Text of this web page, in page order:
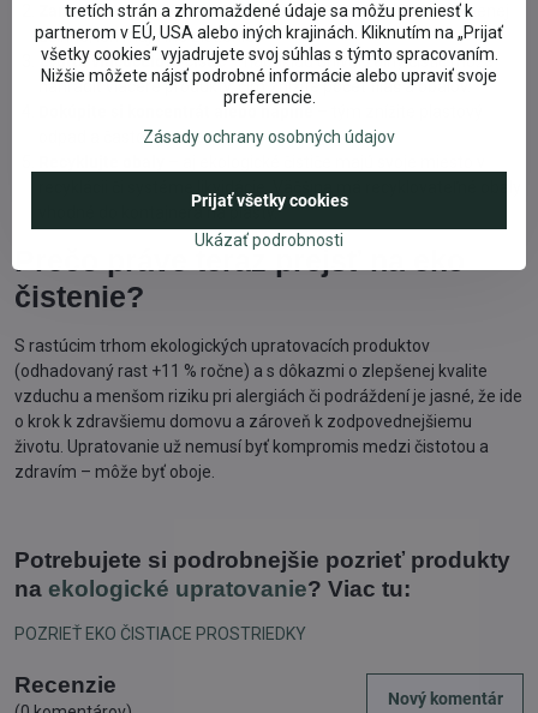
Zamerajte sa na výkon– ekologické čističe nemusia byť menej
účinné, len majú iné zloženie.
Zvoľte viacúčelový čistič– napríklad univerzálny čistič môže
nahradiť viaceré produkty, čím znížite počet fliaš a obalov.
Dokúpite si koncentrát alebo náplne
odpad a často aj cenu.
recyklácii či systéme likvidácie. Väčšina má recyklovateľné obaly
vhodné do kontajnera na plasty.
Prečo práve teraz prejsť na eko
čistenie?
S rastúcim trhom ekologických upratovacích produktov
(odhadovaný rast +11 % ročne) a s dôkazmi o zlepšenej kvalite
vzduchu a menšom riziku pri alergiách či podráždení je jasné, že ide
o krok k zdravšiemu domovu a zároveň k zodpovednejšiemu
životu. Upratovanie už nemusí byť kompromis medzi čistotou a
zdravím – môže byť oboje.
Potrebujete si podrobnejšie pozrieť produkty
na ekologické upratovanie? Viac tu:
POZRIEŤ EKO ČISTIACE PROSTRIEDKY
Recenzie
Nový komentár
tretích strán a zhromaždené údaje sa môžu preniesť k
partnerom v EÚ, USA alebo iných krajinách. Kliknutím na „Prijať
všetky cookies“ vyjadrujete svoj súhlas s týmto spracovaním.
Nižšie môžete nájsť podrobné informácie alebo upraviť svoje
preferencie.
Zásady ochrany osobných údajov
Ukázať podrobnosti
Prijať všetky cookies